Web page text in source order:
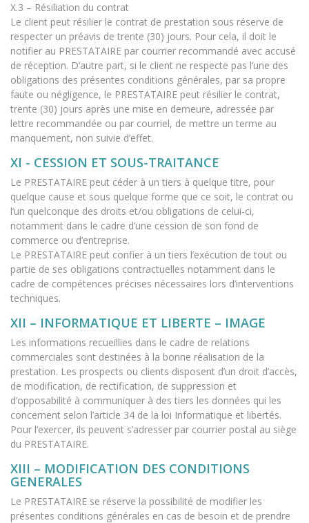
X.3 – Résiliation du contrat
Le client peut résilier le contrat de prestation sous réserve de
respecter un préavis de trente (30) jours. Pour cela, il doit le
notifier au PRESTATAIRE par courrier recommandé avec accusé
de réception. D’autre part, si le client ne respecte pas l’une des
obligations des présentes conditions générales, par sa propre
faute ou négligence, le PRESTATAIRE peut résilier le contrat,
trente (30) jours après une mise en demeure, adressée par
lettre recommandée ou par courriel, de mettre un terme au
manquement, non suivie d’effet.
XI - CESSION ET SOUS-TRAITANCE
Le PRESTATAIRE peut céder à un tiers à quelque titre, pour
quelque cause et sous quelque forme que ce soit, le contrat ou
l’un quelconque des droits et/ou obligations de celui-ci,
notamment dans le cadre d’une cession de son fond de
commerce ou d’entreprise.
Le PRESTATAIRE peut confier à un tiers l’exécution de tout ou
partie de ses obligations contractuelles notamment dans le
cadre de compétences précises nécessaires lors d’interventions
techniques.
XII – INFORMATIQUE ET LIBERTE – IMAGE
Les informations recueillies dans le cadre de relations
commerciales sont destinées à la bonne réalisation de la
prestation. Les prospects ou clients disposent d’un droit d’accès,
de modification, de rectification, de suppression et
d’opposabilité à communiquer à des tiers les données qui les
concernent selon l’article 34 de la loi Informatique et libertés.
Pour l’exercer, ils peuvent s’adresser par courrier postal au siège
du PRESTATAIRE.
XIII – MODIFICATION DES CONDITIONS
GENERALES
Le PRESTATAIRE se réserve la possibilité de modifier les
présentes conditions générales en cas de besoin et de prendre